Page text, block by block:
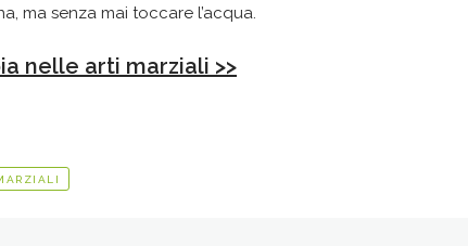
ma senza mai toccare l’acqua.
nelle arti marziali >>